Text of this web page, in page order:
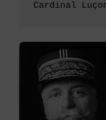
Cardinal